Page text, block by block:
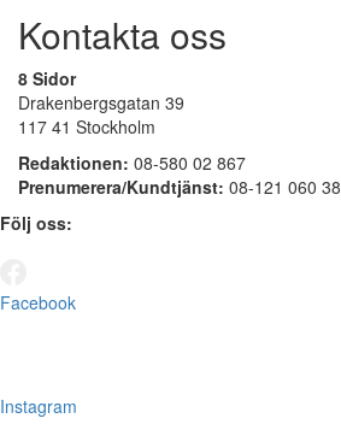
Kontakta oss
8 Sidor
Drakenbergsgatan 39
117 41 Stockholm
Redaktionen: 08-580 02 867
Prenumerera/Kundtjänst: 08-121 060 38
Följ oss:
Facebook
Instagram